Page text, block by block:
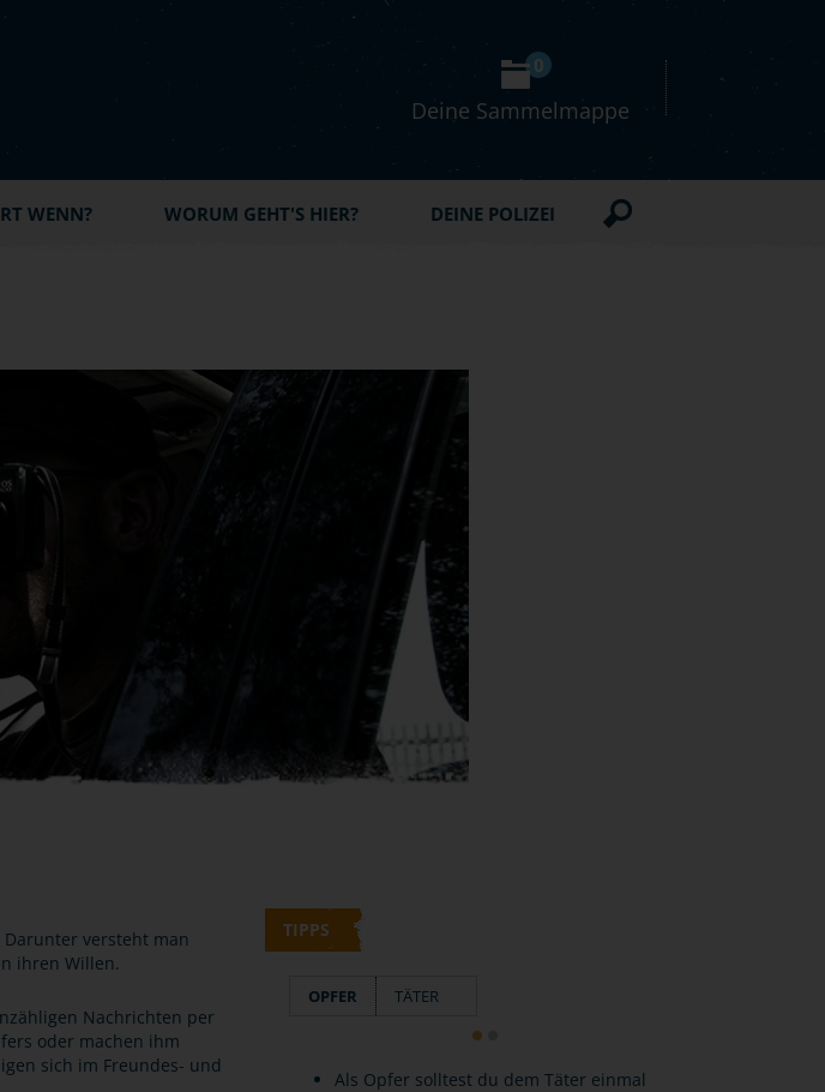
Deine Sammelmappe
0
WENN? WORUM GEHT'S HIER? DEINE POLIZEI
versteht man
ihren Willen.
Nachrichten per
oder machen ihm
sich im Freundes- und
TIPPS
OPFER TÄTER
Als Opfer solltest du dem Täter einmal